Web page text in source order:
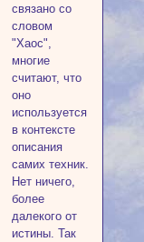
связано со
словом
"Хаос",
многие
считают, что
оно
используется
в контексте
описания
самих техник.
Нет ничего,
более
далекого от
истины. Так